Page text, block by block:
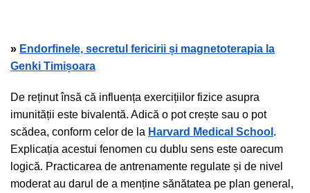
» Endorfinele, secretul fericirii și magnetoterapia la
Genki Timișoara
De reținut însă că influența exercițiilor fizice asupra
imunității este bivalentă. Adică o pot crește sau o pot
scădea, conform celor de la Harvard Medical School .
Explicația acestui fenomen cu dublu sens este oarecum
logică. Practicarea de antrenamente regulate și de nivel
moderat au darul de a menține sănătatea pe plan general,